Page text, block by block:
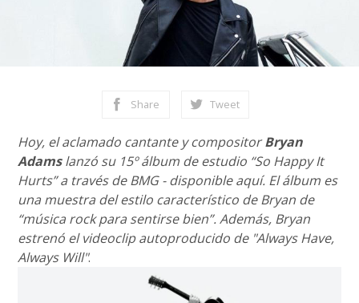
Share Tweet
Hoy, el aclamado cantante y compositorBryan
Adamslanzó su 15º álbum de estudio “So Happy It
Hurts” a través de BMG - disponible aquí. El álbum es
una muestra del estilo característico de Bryan de
“música rock para sentirse bien”. Además, Bryan
estrenó el videoclip autoproducido de "Always Have,
Always Will".